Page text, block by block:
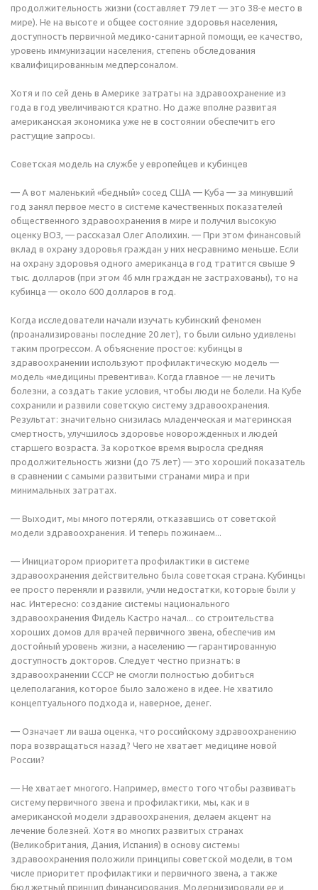
продолжительность жизни (составляет 79 лет — это 38-е место в
мире). Не на высоте и общее состояние здоровья населения,
доступность первичной медико-санитарной помощи, ее качество,
уровень иммунизации населения, степень обследования
квалифицированным медперсоналом.
Хотя и по сей день в Америке затраты на здравоохранение из
года в год увеличиваются кратно. Но даже вполне развитая
американская экономика уже не в состоянии обеспечить его
растущие запросы.
Советская модель на службе у европейцев и кубинцев
— А вот маленький «бедный» сосед США — Куба — за минувший
год занял первое место в системе качественных показателей
общественного здравоохранения в мире и получил высокую
оценку ВОЗ, — рассказал Олег Аполихин. — При этом финансовый
вклад в охрану здоровья граждан у них несравнимо меньше. Если
на охрану здоровья одного американца в год тратится свыше 9
тыс. долларов (при этом 46 млн граждан не застрахованы), то на
кубинца — около 600 долларов в год.
Когда исследователи начали изучать кубинский феномен
(проанализированы последние 20 лет), то были сильно удивлены
таким прогрессом. А объяснение простое: кубинцы в
здравоохранении используют профилактическую модель —
модель «медицины превентива». Когда главное — не лечить
болезни, а создать такие условия, чтобы люди не болели. На Кубе
сохранили и развили советскую систему здравоохранения.
Результат: значительно снизилась младенческая и материнская
смертность, улучшилось здоровье новорожденных и людей
старшего возраста. За короткое время выросла средняя
продолжительность жизни (до 75 лет) — это хороший показатель
в сравнении с самыми развитыми странами мира и при
минимальных затратах.
— Выходит, мы много потеряли, отказавшись от советской
модели здравоохранения. И теперь пожинаем...
— Инициатором приоритета профилактики в системе
здравоохранения действительно была советская страна. Кубинцы
ее просто переняли и развили, учли недостатки, которые были у
нас. Интересно: создание системы национального
здравоохранения Фидель Кастро начал... со строительства
хороших домов для врачей первичного звена, обеспечив им
достойный уровень жизни, а населению — гарантированную
доступность докторов. Следует честно признать: в
здравоохранении СССР не смогли полностью добиться
целеполагания, которое было заложено в идее. Не хватило
концептуального подхода и, наверное, денег.
— Означает ли ваша оценка, что российскому здравоохранению
пора возвращаться назад? Чего не хватает медицине новой
России?
— Не хватает многого. Например, вместо того чтобы развивать
систему первичного звена и профилактики, мы, как и в
американской модели здравоохранения, делаем акцент на
лечение болезней. Хотя во многих развитых странах
(Великобритания, Дания, Испания) в основу системы
здравоохранения положили принципы советской модели, в том
числе приоритет профилактики и первичного звена, а также
бюджетный принцип финансирования. Модернизировали ее и